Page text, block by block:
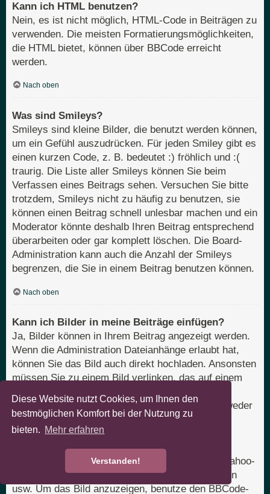
Diese Website nutzt Cookies, um Ihnen den
bestmöglichen Komfort bei der Nutzung zu
bieten. Mehr erfahren
Verstanden!
Kann ich HTML benutzen?
Nein, es ist nicht möglich, HTML-Code in Beiträgen zu
verwenden. Die meisten Formatierungsmöglichkeiten,
die HTML bietet, können über BBCode erreicht
werden.
Nach oben
Was sind Smileys?
Smileys sind kleine Bilder, die benutzt werden können,
um ein Gefühl auszudrücken. Für jeden Smiley gibt es
einen kurzen Code, z. B. bedeutet :) fröhlich und :(
traurig. Die Liste aller Smileys können Sie beim
Verfassen eines Beitrags sehen. Versuchen Sie bitte
trotzdem, Smileys nicht zu häufig zu benutzen, sie
können einen Beitrag schnell unlesbar machen und ein
Moderator könnte deshalb Ihren Beitrag entsprechend
überarbeiten oder gar komplett löschen. Die Board-
Administration kann auch die Anzahl der Smileys
begrenzen, die Sie in einem Beitrag benutzen können.
Nach oben
Kann ich Bilder in meine Beiträge einfügen?
Ja, Bilder können in Ihrem Beitrag angezeigt werden.
Wenn die Administration Dateianhänge erlaubt hat,
können Sie das Bild auch direkt hochladen. Ansonsten
müssen Sie zu einem Bild verlinken, das auf einem
http://www.domain.tld/mein-bild.gif. Sie können weder
Bilder verlinken, die sich auf Ihrem eigenen PC
befinden (außer es ist ein öffentlich zugänglicher
Server), noch zu Bildern, die nur nach einer
Anmeldung verfügbar sind, z. B. Hotmail- oder Yahoo-
Mailboxen, mit einem Passwort geschützte Seiten
usw. Um das Bild anzuzeigen, benutze den BBCode-